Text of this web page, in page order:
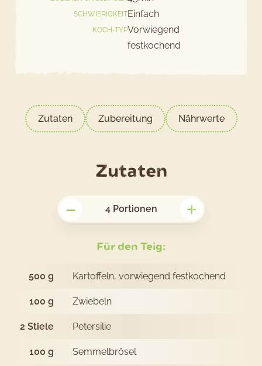
SCHWIERIGKEITEinfach
KOCH-TYPVorwiegend
festkochend
Zutaten Zubereitung Nährwerte
Zutatenfür
Rezept
Patates
mit
– 4 Portionen +
Für den Teig:
500 g Kartoffeln, vorwiegend festkochend
100 g Zwiebeln
2 Stiele Petersilie
100 g Semmelbrösel